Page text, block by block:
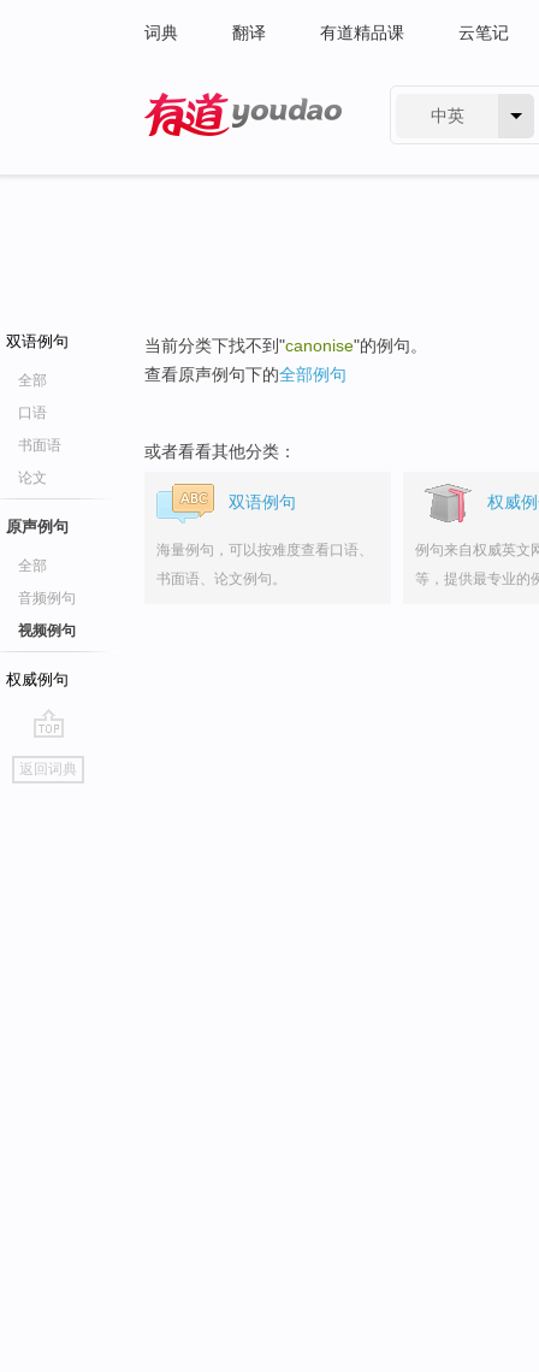
词典 翻译 有道精品课 云笔记
中英
双语例句
全部
口语
书面语
论文
原声例句
全部
音频例句
视频例句
权威例句
go
top
返回词典
当前分类下找不到"canonise"的例句。
查看原声例句下的全部例句
或者看看其他分类：
双语例句
海量例句，可以按难度查看口语、
书面语、论文例句。
权威
例句来自权威英文
等，提供最专业的